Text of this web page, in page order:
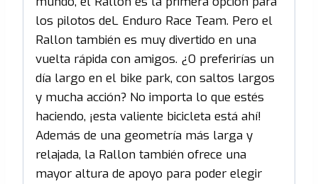
los pilotos deL Enduro Race Team. Pero el
Rallon también es muy divertido en una
vuelta rápida con amigos. ¿O preferirías un
día largo en el bike park, con saltos largos
y mucha acción? No importa lo que estés
haciendo, ¡esta valiente bicicleta está ahí!
Además de una geometría más larga y
relajada, la Rallon también ofrece una
mayor altura de apoyo para poder elegir